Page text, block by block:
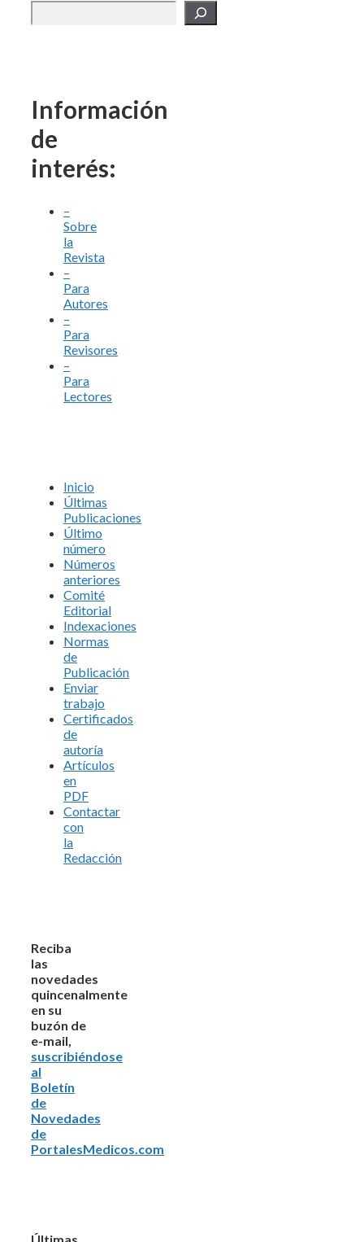
Información
de
interés:
–
Sobre
la
Revista
–
Para
Autores
–
Para
Revisores
–
Para
Lectores
Inicio
Últimas
Publicaciones
Último
número
Números
anteriores
Comité
Editorial
Indexaciones
Normas
de
Publicación
Enviar
trabajo
Certificados
de
autoría
Artículos
en
PDF
Contactar
con
la
Redacción
Reciba
las
novedades
quincenalmente
en su
buzón de
e-mail,
suscribiéndose
al
Boletín
de
Novedades
de
PortalesMedicos.com